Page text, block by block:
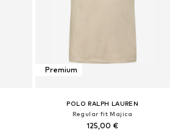
Premium
POLO RALPH LAUREN
Regular fit Majica
125,00 €